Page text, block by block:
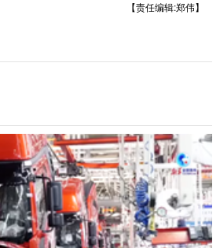
【责任编辑:郑伟】